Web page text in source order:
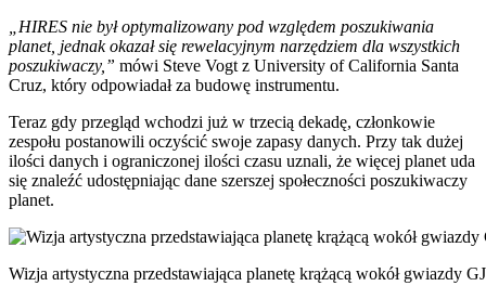
„HIRES nie był optymalizowany pod względem poszukiwania
planet, jednak okazał się rewelacyjnym narzędziem dla wszystkich
poszukiwaczy,” mówi Steve Vogt z University of California Santa
Cruz, który odpowiadał za budowę instrumentu.
Teraz gdy przegląd wchodzi już w trzecią dekadę, członkowie
zespołu postanowili oczyścić swoje zapasy danych. Przy tak dużej
ilości danych i ograniczonej ilości czasu uznali, że więcej planet uda
się znaleźć udostępniając dane szerszej społeczności poszukiwaczy
planet.
Wizja artystyczna przedstawiająca planetę krążącą wokół gwiazdy